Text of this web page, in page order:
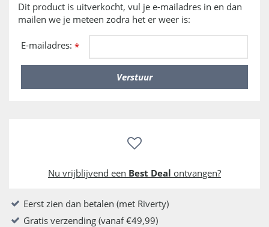
Dit product is uitverkocht, vul je e-mailadres in en dan
mailen we je meteen zodra het er weer is:
E-mailadres: *
Nu vrijblijvend een Best Deal ontvangen?
Eerst zien dan betalen (met Riverty)
Gratis verzending (vanaf €49,99)